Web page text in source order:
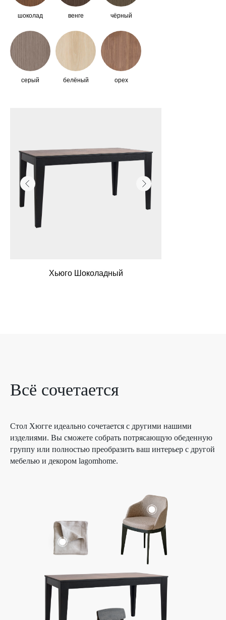
Хьюго Дуб
шоколад венге чёрный
серый белёный орех
Всё сочетается
Стол Хюгге идеально сочетается с другими нашими
изделиями. Вы сможете собрать потрясающую обеденную
группу или полностью преобразить ваш интерьер с другой
мебелью и декором lagomhome.